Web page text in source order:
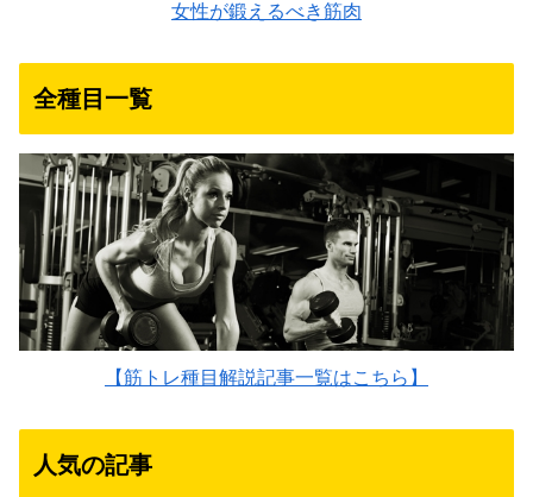
女性が鍛えるべき筋肉
全種目一覧
【筋トレ種目解説記事一覧はこちら】
人気の記事